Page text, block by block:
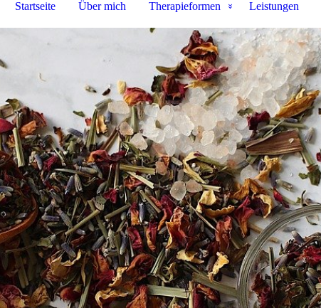
Startseite Über mich Therapieformen Leistungen